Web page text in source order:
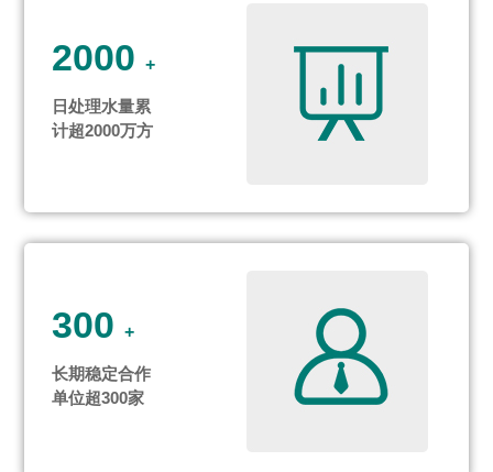
2000+
日处理水量累
计超2000万方
300+
长期稳定合作
单位超300家